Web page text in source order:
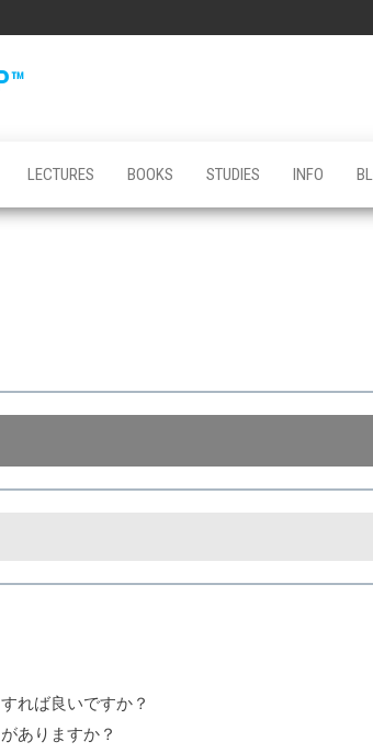
LECTURES BOOKS STUDIES INFO
れば良いですか？
ありますか？